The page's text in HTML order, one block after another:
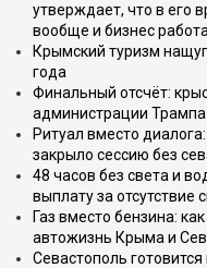
утверждает, что в его
вообще и бизнес
Крымский туризм
года
Финальный отсчёт:
администрации Трампа
Ритуал вместо
закрыло сессию без
48 часов без света и
выплату за отсутствие
Газ вместо бензина:
автожизнь Крыма и
Севастополь